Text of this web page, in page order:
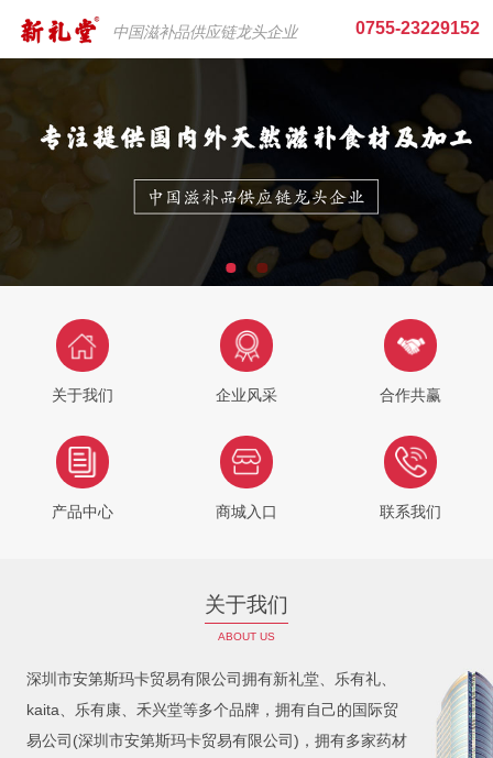
中国滋补品供应链龙头企业 0755-23229152
关于我们 企业风采 合作共赢
产品中心 商城入口 联系我们
关于我们
ABOUT US
深圳市安第斯玛卡贸易有限公司拥有新礼堂、乐有礼、
kaita、乐有康、禾兴堂等多个品牌，拥有自己的国际贸
易公司(深圳市安第斯玛卡贸易有限公司)，拥有多家药材